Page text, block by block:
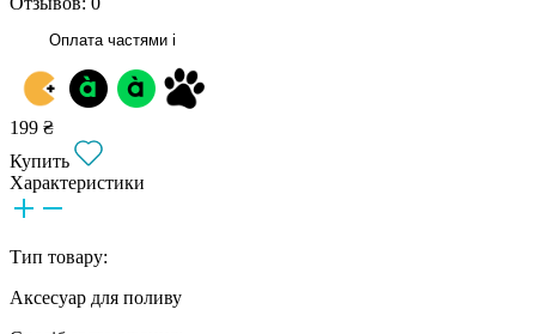
Оплата частями i
199 ₴
Купить
Характеристики
Тип товару:
Аксесуар для поливу